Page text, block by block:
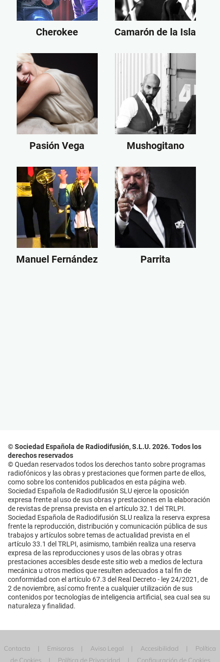
Cherokee Camarón de la Isla
Pasión Vega Mushogitano
Manuel Fernández Parrita
© Sociedad Española de Radiodifusión, S.L.U. 2026. Todos los
derechos reservados
© Quedan reservados todos los derechos tanto sobre programas
radiofónicos y las obras y prestaciones que formen parte de ellos,
como sobre los contenidos publicados en esta página web.
Sociedad Española de Radiodifusión SLU ejerce la oposición
expresa frente al uso de sus obras y prestaciones en la elaboración
de revistas de prensa prevista en el artículo 32.1 del TRLPI.
Sociedad Española de Radiodifusión SLU realiza la reserva expresa
frente la reproducción, distribución y comunicación pública de sus
trabajos y artículos sobre temas de actualidad prevista en el
artículo 33.1 del TRLPI, asimismo, también realiza una reserva
expresa de las reproducciones y usos de las obras y otras
prestaciones accesibles desde este sitio web a medios de lectura
mecánica u otros medios que resulten adecuados a tal fin de
conformidad con el artículo 67.3 del Real Decreto - ley 24/2021, de
2 de noviembre, así como frente a cualquier utilización de sus
contenidos por tecnologías de inteligencia artificial, sea cual sea su
naturaleza y finalidad.
Contacta Emisoras Aviso Legal Accesibilidad
Política
de Cookies
Política de Privacidad Configuración de Cookies